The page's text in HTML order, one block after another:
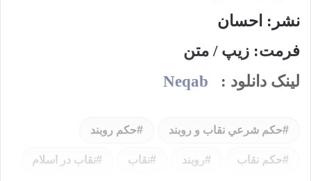
نشر: احسان
فرمت: زیپ / متن
لینک دانلود : Neqab
حكم شرعي نقاب و روبند حکم روبند
حکم نقاب روبند نقاب نقاب در اسلام